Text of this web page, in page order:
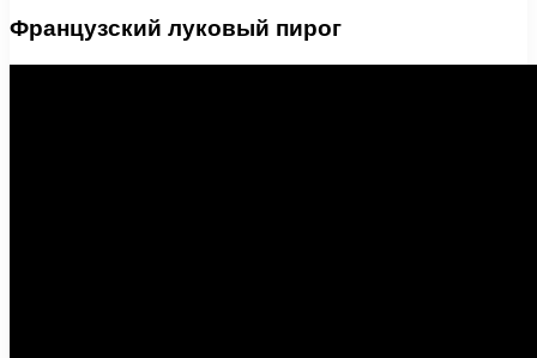
Французский луковый пирог